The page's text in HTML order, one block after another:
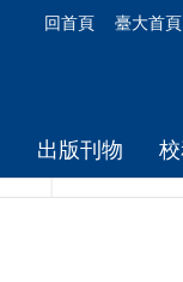
回首頁 臺大首頁
出版刊物